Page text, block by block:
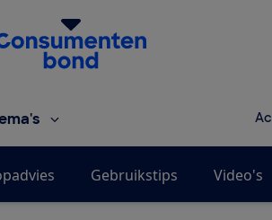
van de Consumentenbond
Gebruikstips Video's